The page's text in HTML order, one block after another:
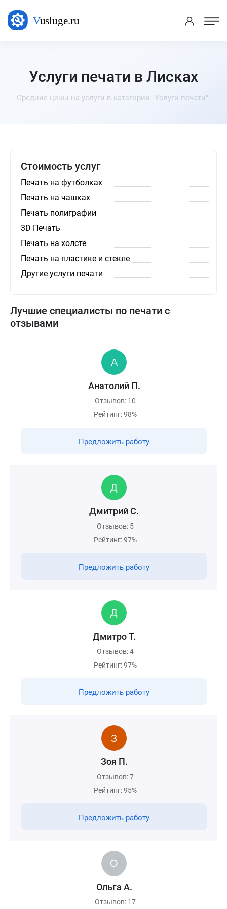
Услуги печати в Лисках
Средние цены на услуги в категории "Услуги печати".
Стоимость услуг
Печать на футболках
Печать на чашках
Печать полиграфии
3D Печать
Печать на холсте
Печать на пластике и стекле
Другие услуги печати
Лучшие специалисты по печати с
отзывами
Анатолий П.
Отзывов: 10
Рейтинг: 98%
Предложить работу
Дмитрий С.
Отзывов: 5
Рейтинг: 97%
Предложить работу
Дмитро Т.
Отзывов: 4
Рейтинг: 97%
Предложить работу
Зоя П.
Отзывов: 7
Рейтинг: 95%
Предложить работу
Ольга А.
Отзывов: 17